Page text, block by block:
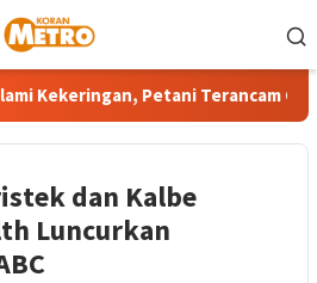
Kekeringan, Petani Terancam Gagal
dan Kalbe
Luncurkan